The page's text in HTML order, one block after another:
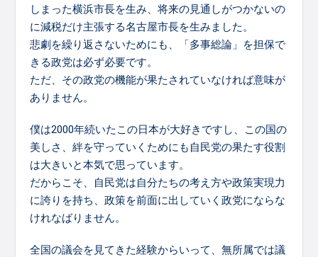
しまった横浜市長を生み、将来の見通しがつかないの
に減税だけ主張する名古屋市長を生みました。
悲劇を繰り返さないためにも、「多事総論」を担保で
きる政党は必ず必要です。
ただ、その政党の機能が果たされていなければ意味が
ありません。
僕は2000年続いたこの日本が大好きですし、この国の
美しさ、絆を守っていくためにも自民党の果たす役割
は大きいと本気で思っています。
だからこそ、自民党は自分たちの考え方や政策実現力
に誇りを持ち、政策を前面に出していく政党にならな
けれなばりません。
全国の議会を見てきた経験からいって、無所属では議